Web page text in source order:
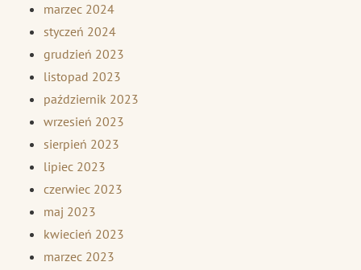
marzec 2024
styczeń 2024
grudzień 2023
listopad 2023
październik 2023
wrzesień 2023
sierpień 2023
lipiec 2023
czerwiec 2023
maj 2023
kwiecień 2023
marzec 2023